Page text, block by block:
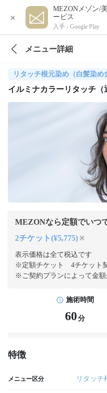
×
MEZONメゾン/
ービス
入手 - Google Play
メニュー詳細
リタッチ根元染め（白髪染め
イルミナカラーリタッチ（
MEZONなら定額でいつ
2チケット(¥5,775) ※
表示価格は全て税込です
※定額チケット 4チケット
※ご契約プランによって金
施術時間
60 分
特徴
メニュー区分 リタッチ